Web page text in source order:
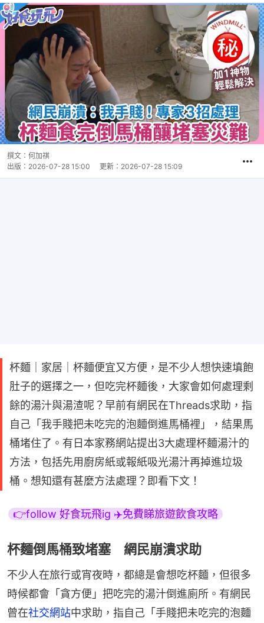
撰文： 何加祺
出版： 2026-07-28 15:00 更新： 2026-07-28 15:09
杯麵｜家居｜杯麵便宜又方便，是不少人想快速填飽
肚子的選擇之一，但吃完杯麵後，大家會如何處理剩
餘的湯汁與湯渣呢？早前有網民在Threads求助，指
自己「我手賤把未吃完的泡麵倒進馬桶裡」，結果馬
桶堵住了。有日本家務網站提出3大處理杯麵湯汁的
方法，包括先用廚房紙或報紙吸光湯汁再掉進垃圾
桶。想知還有甚麼方法處理？即看下文！
👉follow 好食玩飛ig ✈️免費睇旅遊飲食攻略
杯麵倒馬桶致堵塞 網民崩潰求助
不少人在旅行或宵夜時，都總是會想吃杯麵，但很多
時候都會「貪方便」把吃完的湯汁倒進廁所。有網民
曾在社交網站中求助，指自己「手賤把未吃完的泡麵